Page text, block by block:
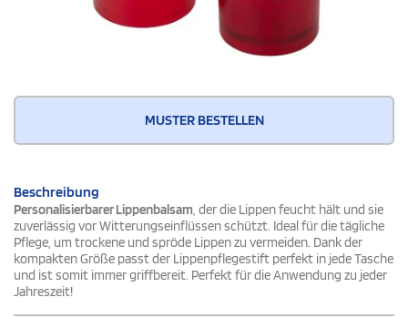
MUSTER BESTELLEN
Beschreibung
Personalisierbarer Lippenbalsam, der die Lippen feucht hält und sie
zuverlässig vor Witterungseinflüssen schützt. Ideal für die tägliche
Pflege, um trockene und spröde Lippen zu vermeiden. Dank der
kompakten Größe passt der Lippenpflegestift perfekt in jede Tasche
und ist somit immer griffbereit. Perfekt für die Anwendung zu jeder
Jahreszeit!